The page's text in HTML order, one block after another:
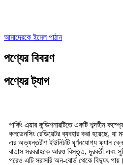
আমাদেরকে ইমেল পাঠান
পণ্যের বিবরণ
পণ্যের ট্যাগ
পার্কিং এয়ার কন্ডিশনারটিতে একটি শব্দহীন
কনডেনসিং রেডিয়েটর ব্যবহার করা হয়েছে, যা
এর অভ্যন্তরীণ ইউনিটটি ঘূর্ণনযোগ্য ফ্যান
বাতাস সরবরাহকে আরও বিস্তৃত, দূরবর্তী এবং
পরেও এটি সরাসরি অন-বোর্ড থেকে বিদ্যুৎ পায়।